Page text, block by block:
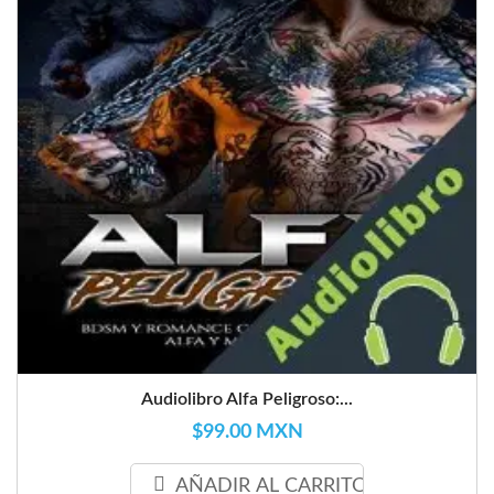
Audiolibro Alfa Peligroso:...
$99.00 MXN
AÑADIR AL CARRITO